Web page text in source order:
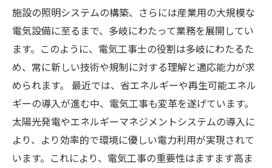
施設の照明システムの構築、さらには産業用の大規模な
電気設備に至るまで、多岐にわたって業務を展開してい
ます。このように、電気工事士の役割は多岐にわたるた
め、常に新しい技術や規制に対する理解と適応能力が求
められます。 最近では、省エネルギーや再生可能エネル
ギーの導入が進む中、電気工事も変革を遂げています。
太陽光発電やエネルギーマネジメントシステムの導入に
より、より効率的で環境に優しい電力利用が実現されて
います。これにより、電気工事の重要性はますます高ま